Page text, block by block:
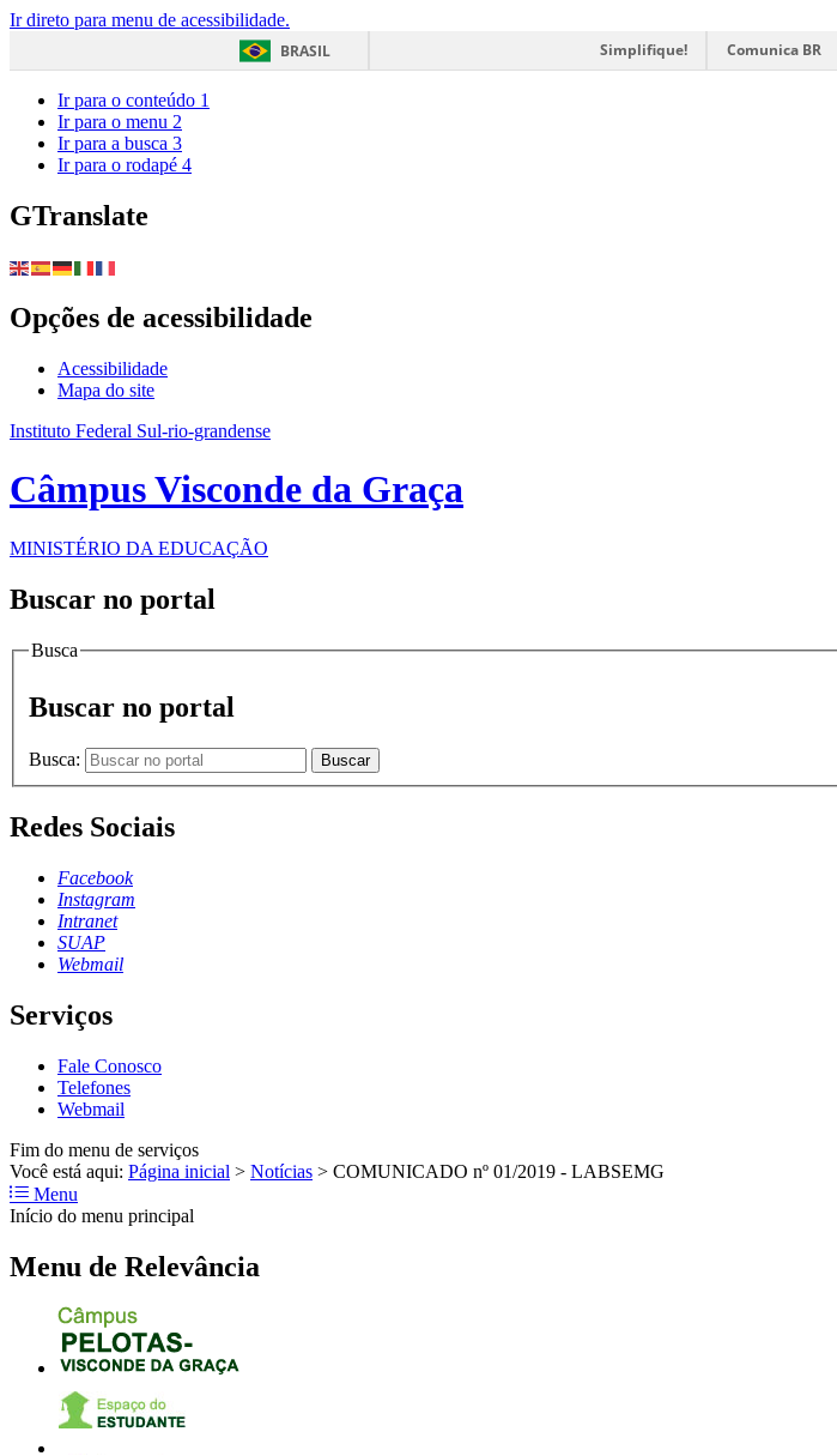
Ir direto para menu de acessibilidade.
BRASIL
Simplifique! Comunica BR
Ir para o conteúdo 1
Ir para o menu 2
Ir para a busca 3
Ir para o rodapé 4
GTranslate
Opções de acessibilidade
Acessibilidade
Mapa do site
Instituto Federal Sul-rio-grandense
Câmpus Visconde da Graça
MINISTÉRIO DA EDUCAÇÃO
Buscar no portal
Busca
Buscar no portal
Busca: Buscar
Redes Sociais
Facebook
Instagram
Intranet
SUAP
Webmail
Serviços
Fale Conosco
Telefones
Webmail
Fim do menu de serviços
Você está aqui: Página inicial > Notícias > COMUNICADO nº 01/2019 - LABSEMG
Menu
Início do menu principal
Menu de Relevância